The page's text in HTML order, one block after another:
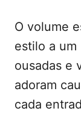
O volume
estilo a um
ousadas e
adoram
cada